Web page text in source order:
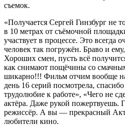
съемок.
«Получается Сергей Гинзбург не
в 10 метрах от съёмочной
участвует в процессе. Это всегда
человек так погружён. Браво и
Хороших смен, пусть всё
как снимают пощёчины со
шикарно!!! Фильм отчим вообще
день 16 серий посмотрела,
трудолюбие к работе», «Чего не
актёра. Даже рукой пожертвуешь.
режиссёр. А вы — прекрасный
любители кино.